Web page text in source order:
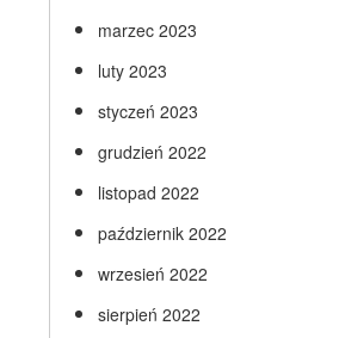
marzec 2023
luty 2023
styczeń 2023
grudzień 2022
listopad 2022
październik 2022
wrzesień 2022
sierpień 2022